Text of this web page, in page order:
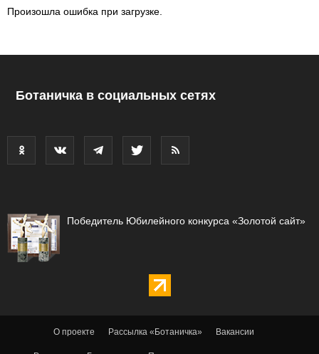
Произошла ошибка при загрузке.
Ботаничка в социальных сетях
Победитель Юбилейного конкурса «Золотой сайт»
О проекте Рассылка «Ботаничка» Вакансии